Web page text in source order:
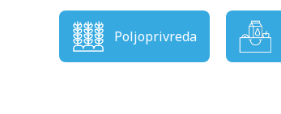
Poljoprivreda